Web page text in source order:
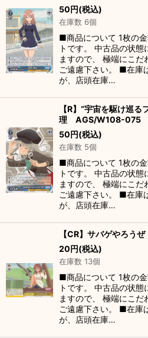
50円(税込)
在庫数 6個
■商品について 1枚の
トです。 中古品の状
ますので、 極端にこ
ご遠慮下さい。 ■在庫
が、店頭在庫…
【R】“宇宙を駆け巡
理 AGS/W108-075
50円(税込)
在庫数 5個
■商品について 1枚の
トです。 中古品の状
ますので、 極端にこ
ご遠慮下さい。 ■在庫
が、店頭在庫…
【CR】サバゲやろ
20円(税込)
在庫数 13個
■商品について 1枚の
トです。 中古品の状
ますので、 極端にこ
ご遠慮下さい。 ■在庫
が、店頭在庫…